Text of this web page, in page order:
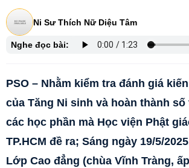
Ni Sư Thích Nữ Diệu Tâm
Nghe đọc bài:
PSO – Nhằm kiểm tra đánh giá
của Tăng Ni sinh và hoàn thành
các học phần mà Học viện Phật
TP.HCM đề ra; Sáng ngày 19/5/
Lớp Cao đẳng (chùa Vĩnh Tràng,